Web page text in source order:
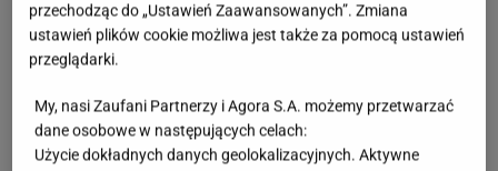
gry w "Klanie"? Aktorka odpowiada
Urodzona 19 stycznia 1955 roku w Warszawie
przechodząc do „Ustawień Zaawansowanych”. Zmiana
ustawień plików cookie możliwa jest także za pomocą ustawień
przeglądarki.
My, nasi Zaufani Partnerzy i Agora S.A. możemy przetwarzać
dane osobowe w następujących celach:
Użycie dokładnych danych geolokalizacyjnych. Aktywne